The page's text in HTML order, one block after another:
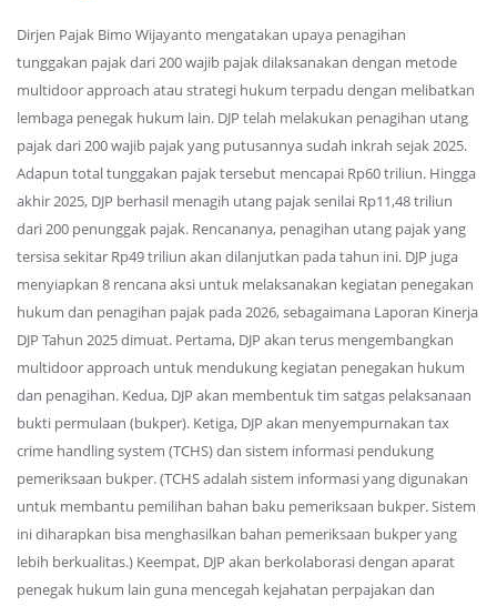
Dirjen Pajak Bimo Wijayanto mengatakan upaya penagihan
tunggakan pajak dari 200 wajib pajak dilaksanakan dengan metode
multidoor approach atau strategi hukum terpadu dengan melibatkan
lembaga penegak hukum lain. DJP telah melakukan penagihan utang
pajak dari 200 wajib pajak yang putusannya sudah inkrah sejak 2025.
Adapun total tunggakan pajak tersebut mencapai Rp60 triliun. Hingga
akhir 2025, DJP berhasil menagih utang pajak senilai Rp11,48 triliun
dari 200 penunggak pajak. Rencananya, penagihan utang pajak yang
tersisa sekitar Rp49 triliun akan dilanjutkan pada tahun ini. DJP juga
menyiapkan 8 rencana aksi untuk melaksanakan kegiatan penegakan
hukum dan penagihan pajak pada 2026, sebagaimana Laporan Kinerja
DJP Tahun 2025 dimuat. Pertama, DJP akan terus mengembangkan
multidoor approach untuk mendukung kegiatan penegakan hukum
dan penagihan. Kedua, DJP akan membentuk tim satgas pelaksanaan
bukti permulaan (bukper). Ketiga, DJP akan menyempurnakan tax
crime handling system (TCHS) dan sistem informasi pendukung
pemeriksaan bukper. (TCHS adalah sistem informasi yang digunakan
untuk membantu pemilihan bahan baku pemeriksaan bukper. Sistem
ini diharapkan bisa menghasilkan bahan pemeriksaan bukper yang
lebih berkualitas.) Keempat, DJP akan berkolaborasi dengan aparat
penegak hukum lain guna mencegah kejahatan perpajakan dan